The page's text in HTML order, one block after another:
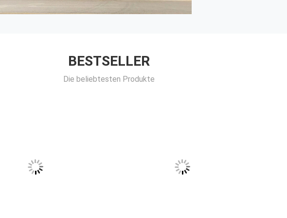
BESTSELLER
Die beliebtesten Produkte